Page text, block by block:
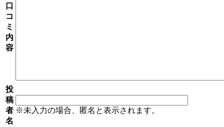
口
コ
ミ
内
容
投
稿
者
名
※未入力の場合、匿名と表示されます。